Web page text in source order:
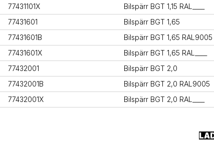
77431101X
Bilspärr BGT 1,15 RAL____
77431601
Bilspärr BGT 1,65
77431601B
Bilspärr BGT 1,65 RAL9005
77431601X
Bilspärr BGT 1,65 RAL____
77432001
Bilspärr BGT 2,0
77432001B
Bilspärr BGT 2,0 RAL9005
77432001X
Bilspärr BGT 2,0 RAL____